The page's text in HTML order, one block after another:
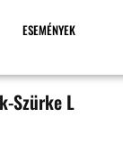
ESEMÉNYEK
Szürke L